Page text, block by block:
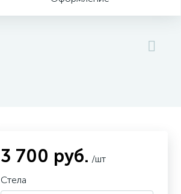
3 700 руб. /шт
Стела